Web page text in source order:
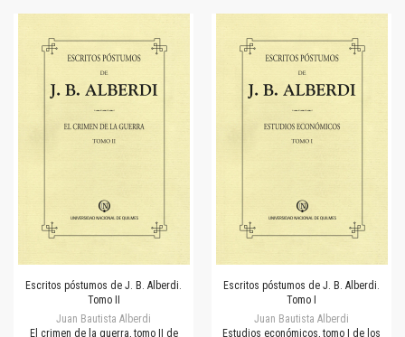
Escritos póstumos de J. B. Alberdi.
Tomo II
Juan Bautista Alberdi
El crimen de la guerra, tomo II de
Escritos póstumos de J. B. Alberdi.
Tomo I
Juan Bautista Alberdi
Estudios económicos, tomo I de los